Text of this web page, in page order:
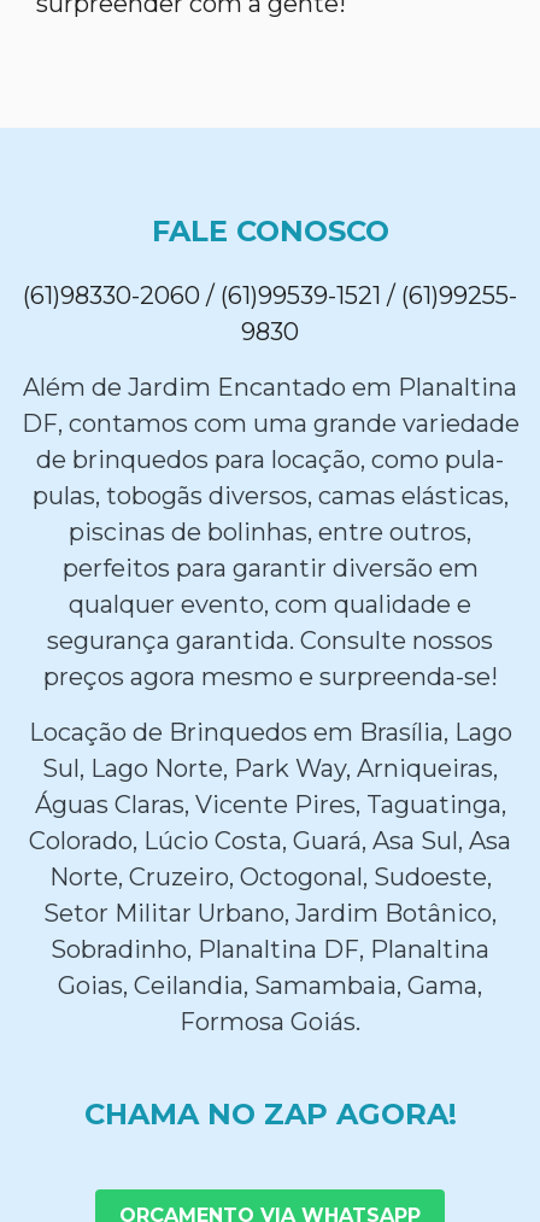
FALE CONOSCO
(61)98330-2060 / (61)99539-1521 / (61)99255-
9830
Além de Jardim Encantado em Planaltina
DF, contamos com uma grande variedade
de brinquedos para locação, como pula-
pulas, tobogãs diversos, camas elásticas,
piscinas de bolinhas, entre outros,
perfeitos para garantir diversão em
qualquer evento, com qualidade e
segurança garantida. Consulte nossos
preços agora mesmo e surpreenda-se!
Locação de Brinquedos em Brasília, Lago
Sul, Lago Norte, Park Way, Arniqueiras,
Águas Claras, Vicente Pires, Taguatinga,
Colorado, Lúcio Costa, Guará, Asa Sul, Asa
Norte, Cruzeiro, Octogonal, Sudoeste,
Setor Militar Urbano, Jardim Botânico,
Sobradinho, Planaltina DF, Planaltina
Goias, Ceilandia, Samambaia, Gama,
Formosa Goiás.
CHAMA NO ZAP AGORA!
ORÇAMENTO VIA WHATSAPP